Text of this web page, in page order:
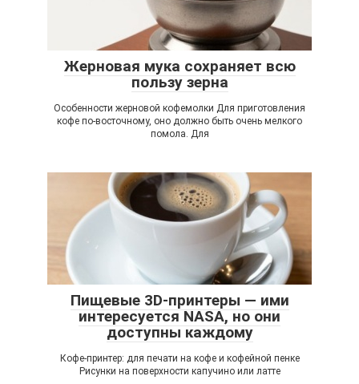
Жерновая мука сохраняет всю
пользу зерна
Особенности жерновой кофемолки Для приготовления
кофе по-восточному, оно должно быть очень мелкого
помола. Для
Пищевые 3D-принтеры — ими
интересуется NASA, но они
доступны каждому
Кофе-принтер: для печати на кофе и кофейной пенке
Рисунки на поверхности капучино или латте